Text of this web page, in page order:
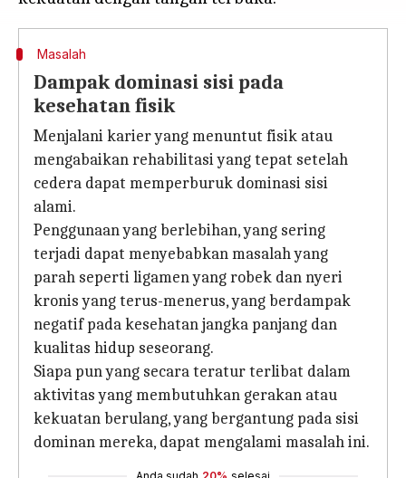
Masalah
Dampak dominasi sisi pada
kesehatan fisik
Menjalani karier yang menuntut fisik atau
mengabaikan rehabilitasi yang tepat setelah
cedera dapat memperburuk dominasi sisi
alami.
Penggunaan yang berlebihan, yang sering
terjadi dapat menyebabkan masalah yang
parah seperti ligamen yang robek dan nyeri
kronis yang terus-menerus, yang berdampak
negatif pada kesehatan jangka panjang dan
kualitas hidup seseorang.
Siapa pun yang secara teratur terlibat dalam
aktivitas yang membutuhkan gerakan atau
kekuatan berulang, yang bergantung pada sisi
dominan mereka, dapat mengalami masalah ini.